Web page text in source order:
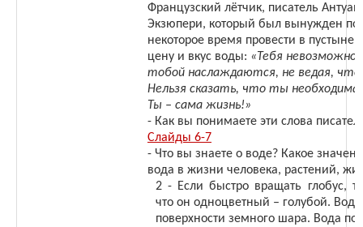
Французский лётчик, писатель
Экзюпери, который был вынужден по
некоторое время провести в пустыне,
цену и вкус воды: «Тебя невозможно
тобой наслаждаются, не ведая,
Нельзя сказать, что ты необходима
Ты – сама жизнь!»
- Как вы понимаете эти слова
Слайды 6-7
- Что вы знаете о воде? Какое
вода в жизни человека, растений,
2 - Если быстро вращать глобус,
что он одноцветный – голубой.
поверхности земного шара. Вода